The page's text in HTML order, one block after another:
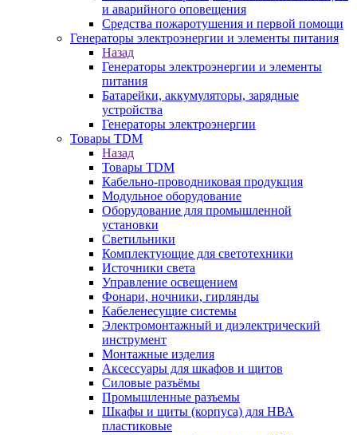
и аварийного оповещения
Средства пожаротушения и первой помощи
Генераторы электроэнергии и элементы питания
Назад
Генераторы электроэнергии и элементы
питания
Батарейки, аккумуляторы, зарядные
устройства
Генераторы электроэнергии
Товары TDM
Назад
Товары TDM
Кабельно-проводниковая продукция
Модульное оборудование
Оборудование для промышленной
установки
Светильники
Комплектующие для светотехники
Источники света
Управление освещением
Фонари, ночники, гирлянды
Кабеленесущие системы
Электромонтажный и диэлектрический
инструмент
Монтажные изделия
Аксессуары для шкафов и щитов
Силовые разъёмы
Промышленные разъемы
Шкафы и щиты (корпуса) для НВА
пластиковые